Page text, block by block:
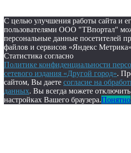
С целью улучшения работы сайта и
пользователями ООО "ТВпортал"
персональные данные посетителей
файлов и сервисов «Яндекс
Статистика согласно
Политике конфиденциальности
сетевого издания «Другой город».
сайтом, Вы даете согласие на
данных. Вы всегда можете
настройках Вашего браузера.Понятно